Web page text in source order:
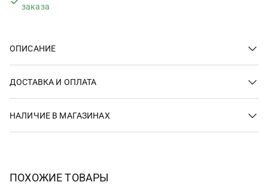
заказа
ОПИСАНИЕ
ДОСТАВКА И ОПЛАТА
НАЛИЧИЕ В МАГАЗИНАХ
ПОХОЖИЕ ТОВАРЫ